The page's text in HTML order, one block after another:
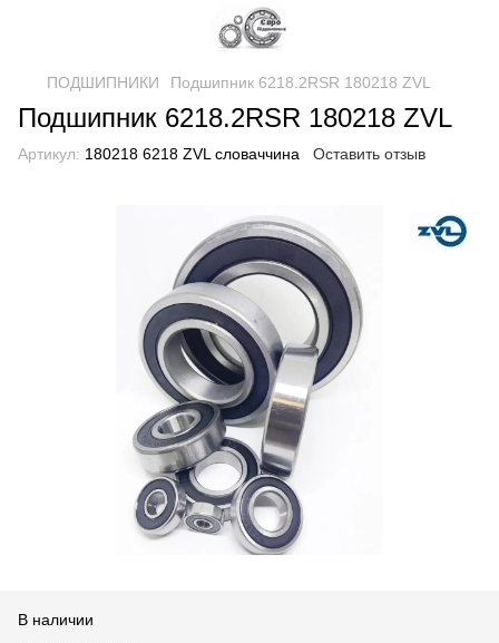
ПОДШИПНИКИ Подшипник 6218.2RSR 180218 ZVL
Подшипник 6218.2RSR 180218 ZVL
Артикул: 180218 6218 ZVL словаччина Оставить отзыв
В наличии